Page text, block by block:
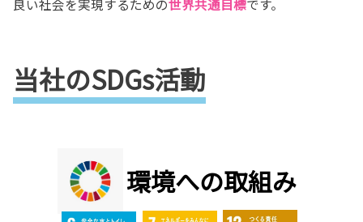
良い社会を実現するための世界共通目標です。
当社のSDGs活動
環境への取組み﻿